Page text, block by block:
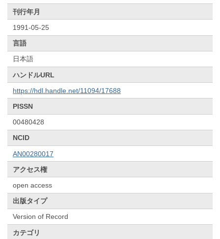
刊行年月
1991-05-25
言語
日本語
ハンドルURL
https://hdl.handle.net/11094/17688
PISSN
00480428
NCID
AN00280017
アクセス権
open access
出版タイプ
Version of Record
カテゴリ